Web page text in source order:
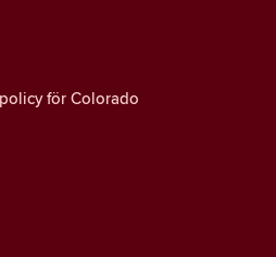
för Colorado